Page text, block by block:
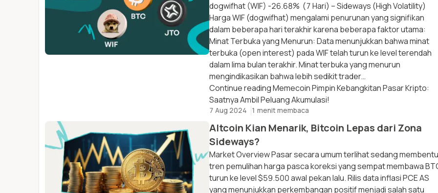
dogwifhat (WIF) -26.68% (7 Hari) – Sideways (High Volatility)
Harga WIF (dogwifhat) mengalami penurunan yang signifikan
dalam beberapa hari terakhir karena beberapa faktor utama:
Minat Terbuka yang Menurun: Data menunjukkan bahwa minat
terbuka (open interest) pada WIF telah turun ke level terendah
dalam lima bulan terakhir. Minat terbuka yang menurun
mengindikasikan bahwa lebih sedikit trader…
Continue readingMemecoin Pimpin Kebangkitan Pasar Kripto:
Saatnya Ambil Peluang Akumulasi!
7 Aug 2024 1 menit membaca
Altcoin Kian Menarik, Bitcoin Lepas dari Zona
Sideways?
Market Overview Pasar secara umum terlihat sedang
tren pemulihan harga pasca koreksi yang sempat membawa
turun ke level $59.500 awal pekan lalu. Rilis data inflasi PCE AS
yang menunjukkan perkembangan positif menjadi salah satu